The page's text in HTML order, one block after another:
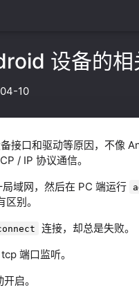
设备的相
10
接口和驱动等原因，不像
/ IP 协议通信。
域网，然后在 PC 端运行
别。
连接，却总是失败。
端口监听。
启。